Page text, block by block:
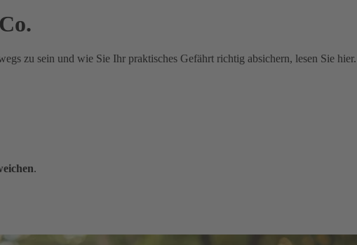
zu sein und wie Sie Ihr praktisches Gefährt richtig absichern, lesen Sie hier.
.